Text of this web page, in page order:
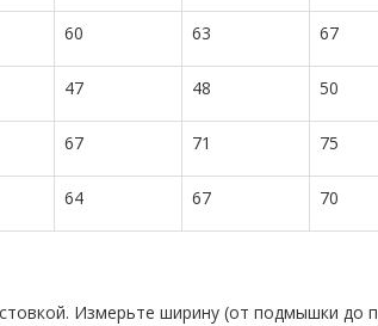
60 63 67
47 48 50
67 71 75
64 67 70
Измерьте ширину (от подмышки до